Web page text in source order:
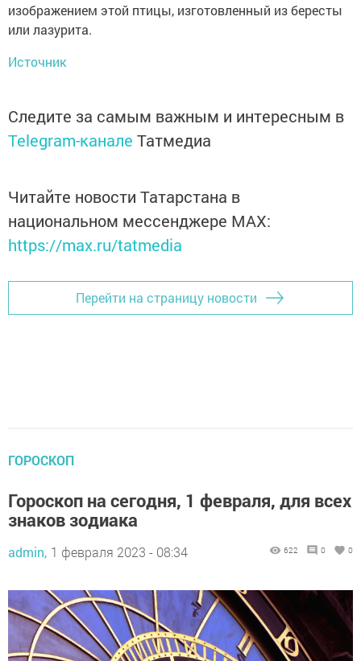
изображением этой птицы, изготовленный из бересты
или лазурита.
Источник
Следите за самым важным и интересным в
Telegram-канале Татмедиа
Читайте новости Татарстана в
национальном мессенджере MАХ:
https://max.ru/tatmedia
Перейти на страницу новости
ГОРОСКОП
Гороскоп на сегодня, 1 февраля, для всех
знаков зодиака
admin, 1 февраля 2023 - 08:34 622 0 0